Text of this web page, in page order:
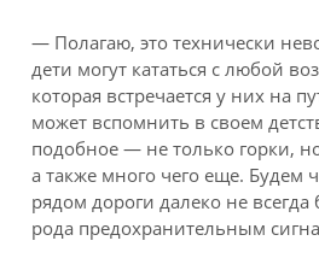
— Полагаю, это технически
дети могут кататься с любой
которая встречается у них на
может вспомнить в своем
подобное — не только горки,
а также много чего еще. Будем
рядом дороги далеко не всегда
рода предохранительным